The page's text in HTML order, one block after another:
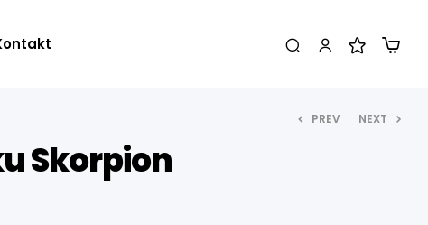
PREV NEXT
Skorpion